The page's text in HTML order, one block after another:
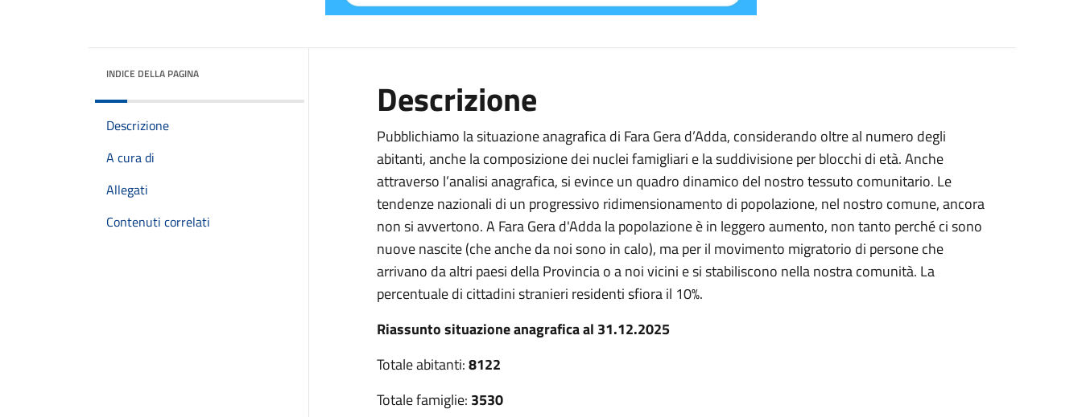
INDICE DELLA PAGINA
Descrizione
A cura di
Allegati
Contenuti correlati
Descrizione
Pubblichiamo la situazione anagrafica di Fara Gera d’Adda, considerando oltre al numero degli
abitanti, anche la composizione dei nuclei famigliari e la suddivisione per blocchi di età. Anche
attraverso l’analisi anagrafica, si evince un quadro dinamico del nostro tessuto comunitario. Le
tendenze nazionali di un progressivo ridimensionamento di popolazione, nel nostro comune, ancora
non si avvertono. A Fara Gera d'Adda la popolazione è in leggero aumento, non tanto perché ci sono
nuove nascite (che anche da noi sono in calo), ma per il movimento migratorio di persone che
arrivano da altri paesi della Provincia o a noi vicini e si stabiliscono nella nostra comunità. La
percentuale di cittadini stranieri residenti sfiora il 10%.
Riassunto situazione anagrafica al 31.12.2025
Totale abitanti:8122
Totale famiglie: 3530